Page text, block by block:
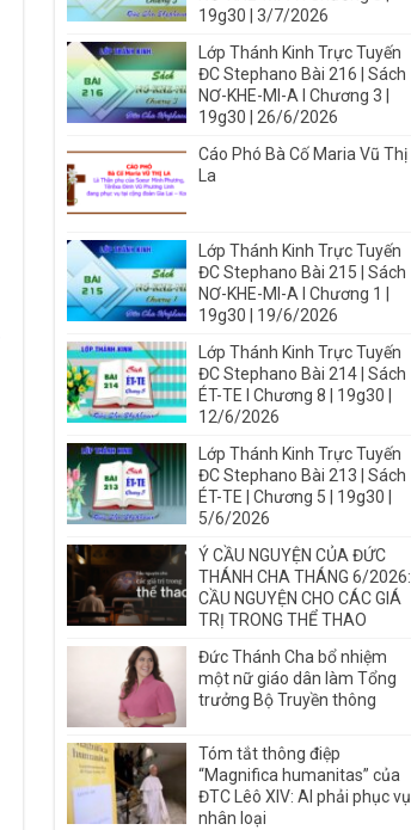
19g30 | 3/7/2026
Lớp Thánh Kinh Trực Tuyến
ĐC Stephano Bài 216 | Sách
NƠ-KHE-MI-A I Chương 3 |
19g30 | 26/6/2026
Cáo Phó Bà Cố Maria Vũ Thị
La
Lớp Thánh Kinh Trực Tuyến
ĐC Stephano Bài 215 | Sách
NƠ-KHE-MI-A I Chương 1 |
19g30 | 19/6/2026
Lớp Thánh Kinh Trực Tuyến
ĐC Stephano Bài 214 | Sách
ÉT-TE I Chương 8 | 19g30 |
12/6/2026
Lớp Thánh Kinh Trực Tuyến
ĐC Stephano Bài 213 | Sách
ÉT-TE | Chương 5 | 19g30 |
5/6/2026
Ý CẦU NGUYỆN CỦA ĐỨC
THÁNH CHA THÁNG 6/2026:
CẦU NGUYỆN CHO CÁC GIÁ
TRỊ TRONG THỂ THAO
Đức Thánh Cha bổ nhiệm
một nữ giáo dân làm Tổng
trưởng Bộ Truyền thông
Tóm tắt thông điệp
“Magnifica humanitas” của
ĐTC Lêô XIV: AI phải phục vụ
nhân loại